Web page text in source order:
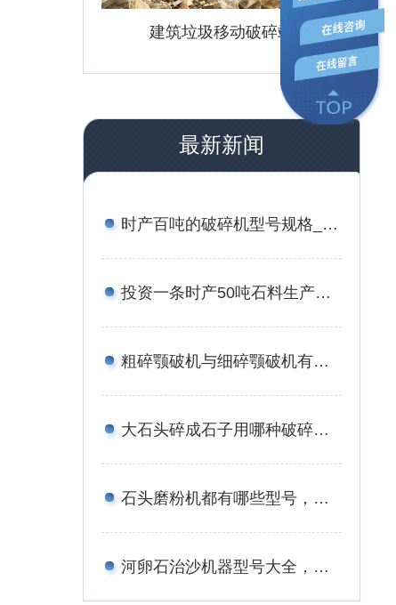
建筑垃圾移动破碎站
最新新闻
时产百吨的破碎机型号规格_附案例现场与报价
投资一条时产50吨石料生产线的成本有多少？有流程与方案吗？
粗碎颚破机与细碎颚破机有何区别？价格分别是多少？
大石头碎成石子用哪种破碎机，报价是多少？
石头磨粉机都有哪些型号，报价是多少钱？
河卵石治沙机器型号大全，多少钱一台？